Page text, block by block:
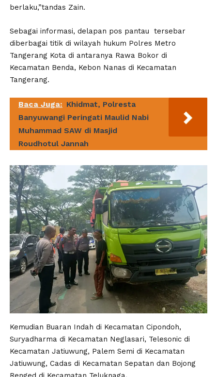
berlaku,”tandas Zain.
Sebagai informasi, delapan pos pantau tersebar
diberbagai titik di wilayah hukum Polres Metro
Tangerang Kota di antaranya Rawa Bokor di
Kecamatan Benda, Kebon Nanas di Kecamatan
Tangerang.
Baca Juga: Khidmat, Polresta
Banyuwangi Peringati Maulid Nabi
Muhammad SAW di Masjid
Roudhotul Jannah
Kemudian Buaran Indah di Kecamatan Cipondoh,
Suryadharma di Kecamatan Neglasari, Telesonic di
Kecamatan Jatiuwung, Palem Semi di Kecamatan
Jatiuwung, Cadas di Kecamatan Sepatan dan Bojong